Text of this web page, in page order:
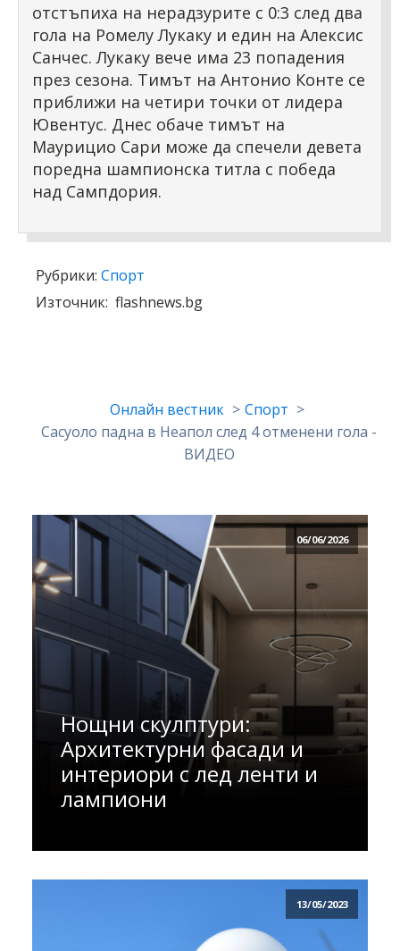
отстъпиха на нерадзурите с 0:3 след два
гола на Ромелу Лукаку и един на Алексис
Санчес. Лукаку вече има 23 попадения
през сезона. Тимът на Антонио Конте се
приближи на четири точки от лидера
Ювентус. Днес обаче тимът на
Маурицио Сари може да спечели девета
поредна шампионска титла с победа
над Сампдория.
Рубрики: Спорт
Източник: flashnews.bg
Онлайн вестник
Спорт
Сасуоло падна в Неапол след 4 отменени гола -
ВИДЕО
06/06/2026
Нощни скулптури:
Архитектурни фасади и
интериори с лед ленти и
лампиони
13/05/2023